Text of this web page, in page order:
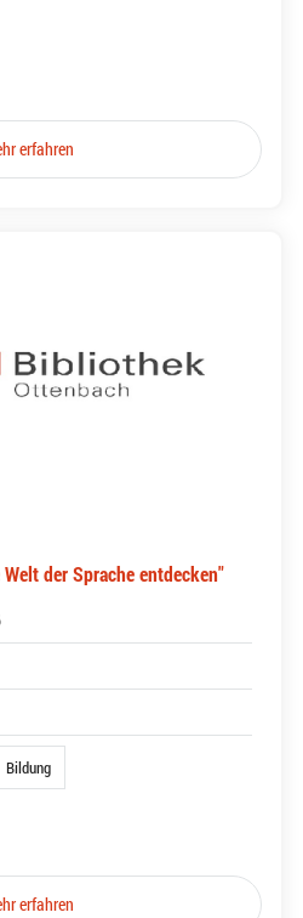
erfahren
Welt der Sprache entdecken"
Bildung
erfahren